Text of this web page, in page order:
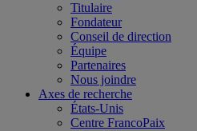
Titulaire
Fondateur
Conseil de direction
Équipe
Partenaires
Nous joindre
Axes de recherche
États-Unis
Centre FrancoPaix